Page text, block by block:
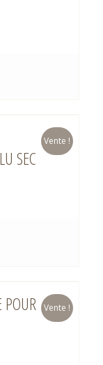
SEC
Vente !
POUR
Vente !